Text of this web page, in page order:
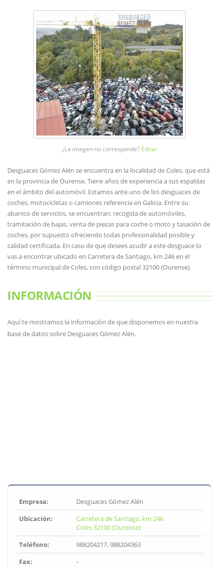
¿La imagen no corresponde? Editar
Desguaces Gómez Alén se encuentra en la localidad de Coles, que está
en la provincia de Ourense. Tiene años de experiencia a sus espaldas
en el ámbito del automóvil. Estamos ante uno de los desguaces de
coches, motocicletas o camiones referencia en Galicia. Entre su
abanico de servicios, se encuentran: recogida de automóviles,
tramitación de bajas, venta de piezas para coche o moto y tasación de
coches, por supuesto ofreciendo todas profesionalidad posible y
calidad certificada. En caso de que desees acudir a este desguace lo
vas a encontrar ubicado en Carretera de Santiago, km 246 en el
término municipal de Coles, con código postal 32100 (Ourense).
INFORMACIÓN
Aquí te mostramos la información de que disponemos en nuestra
base de datos sobre Desguaces Gómez Alén.
Empresa:
Desguaces Gómez Alén
Ubicación:
Carretera de Santiago, km 246
Coles 32100 (Ourense)
Teléfono:
988204217, 988204363
Fax:
-